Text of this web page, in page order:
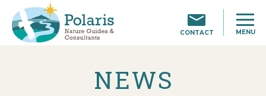
CONTACT MENU
NEWS